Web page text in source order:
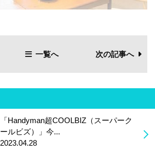
一覧へ 次の記事へ
「Handyman超COOLBIZ（スーパーク
ールビズ）」今...
2023.04.28